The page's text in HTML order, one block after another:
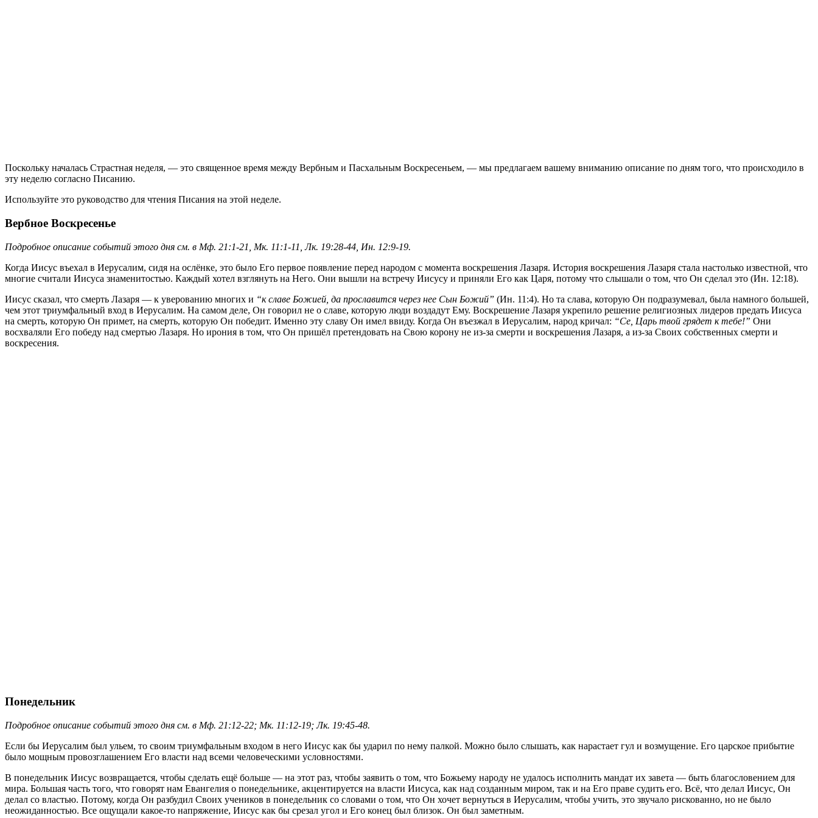
Поскольку началась Страстная неделя, — это священное время между Вербным и Пасхальным Воскресеньем, — мы предлагаем вашему вниманию описание по дням того, что происходило в
эту неделю согласно Писанию.
Используйте это руководство для чтения Писания на этой неделе.
Вербное Воскресенье
Подробное описание событий этого дня см. в Мф. 21:1-21, Мк. 11:1-11, Лк. 19:28-44, Ин. 12:9-19.
Когда Иисус въехал в Иерусалим, сидя на ослёнке, это было Его первое появление перед народом с момента воскрешения Лазаря. История воскрешения Лазаря стала настолько известной, что
многие считали Иисуса знаменитостью. Каждый хотел взглянуть на Него. Они вышли на встречу Иисусу и приняли Его как Царя, потому что слышали о том, что Он сделал это (Ин. 12:18).
Иисус сказал, что смерть Лазаря — к уверованию многих и “к славе Божией, да прославится через нее Сын Божий” (Ин. 11:4). Но та слава, которую Он подразумевал, была намного большей,
чем этот триумфальный вход в Иерусалим. На самом деле, Он говорил не о славе, которую люди воздадут Ему. Воскрешение Лазаря укрепило решение религиозных лидеров предать Иисуса
на смерть, которую Он примет, на смерть, которую Он победит. Именно эту славу Он имел ввиду. Когда Он въезжал в Иерусалим, народ кричал: “Cе, Царь твой грядет к тебе!” Они
восхваляли Его победу над смертью Лазаря. Но ирония в том, что Он пришёл претендовать на Свою корону не из-за смерти и воскрешения Лазаря, а из-за Своих собственных смерти и
воскресения.
Понедельник
Подробное описание событий этого дня см. в Мф. 21:12-22; Мк. 11:12-19; Лк. 19:45-48.
Если бы Иерусалим был ульем, то своим триумфальным входом в него Иисус как бы ударил по нему палкой. Можно было слышать, как нарастает гул и возмущение. Его царское прибытие
было мощным провозглашением Его власти над всеми человеческими условностями.
В понедельник Иисус возвращается, чтобы сделать ещё больше — на этот раз, чтобы заявить о том, что Божьему народу не удалось исполнить мандат их завета — быть благословением для
мира. Большая часть того, что говорят нам Евангелия о понедельнике, акцентируется на власти Иисуса, как над созданным миром, так и на Его праве судить его. Всё, что делал Иисус, Он
делал со властью. Потому, когда Он разбудил Своих учеников в понедельник со словами о том, что Он хочет вернуться в Иерусалим, чтобы учить, это звучало рискованно, но не было
неожиданностью. Все ощущали какое-то напряжение, Иисус как бы срезал угол и Его конец был близок. Он был заметным.